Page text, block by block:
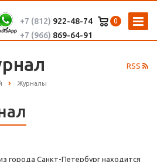
0
+7 (812) 922-48-74
+7 (966) 869-64-91
RSS
Журналы
города Санкт-Петербург находится